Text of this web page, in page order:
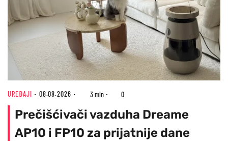
UREĐAJI 08.08.2026 3 min 0
Prečišćivači vazduha Dreame
AP10 i FP10 za prijatnije dane